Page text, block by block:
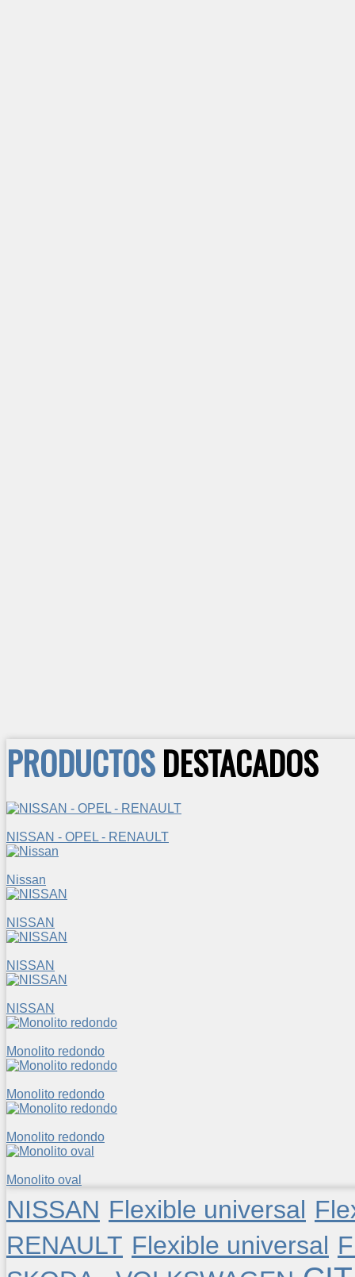
PRODUCTOSDESTACADOS
NISSAN - OPEL - RENAULT
Nissan
NISSAN
NISSAN
NISSAN
Monolito redondo
Monolito redondo
Monolito redondo
Monolito oval
NISSAN Flexible universal
RENAULT Flexible universal